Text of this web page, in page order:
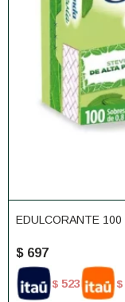
EDULCORANTE
$ 697
$ 523 $